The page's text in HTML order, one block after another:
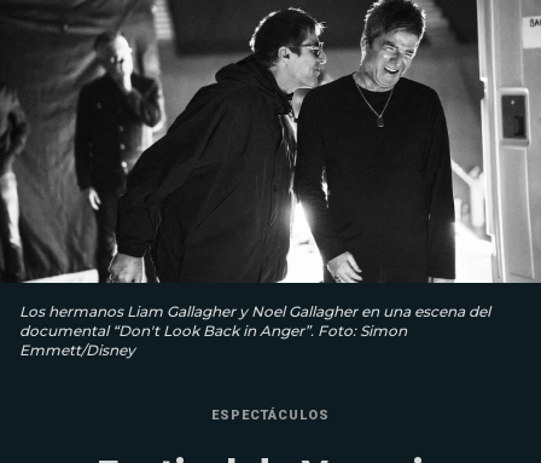
Los hermanos Liam Gallagher y Noel Gallagher en una escena del
documental “Don't Look Back in Anger”. Foto: Simon
Emmett/Disney
ESPECTÁCULOS